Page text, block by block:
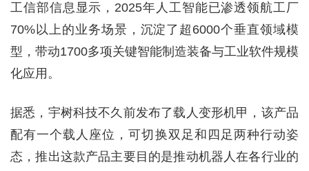
工信部信息显示，2025年人工智能已渗透领航工厂
70%以上的业务场景，沉淀了超6000个垂直领域模
型，带动1700多项关键智能制造装备与工业软件规模
化应用。
据悉，宇树科技不久前发布了载人变形机甲，该产品
配有一个载人座位，可切换双足和四足两种行动姿
态，推出这款产品主要目的是推动机器人在各行业的